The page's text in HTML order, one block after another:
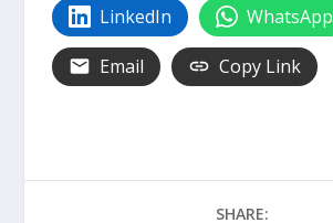
LinkedIn WhatsApp
Email Copy Link
SHARE: